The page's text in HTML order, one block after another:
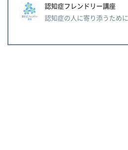
認知症フレンドリー講座
認知症の人に寄り添うために